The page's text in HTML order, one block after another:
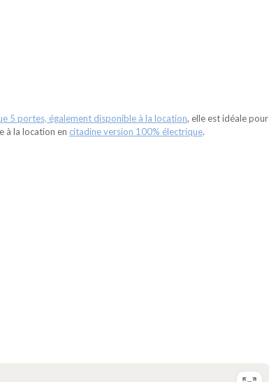
5 portes, également disponible à la location, elle est idéale pour
à la location en citadine version 100% électrique.